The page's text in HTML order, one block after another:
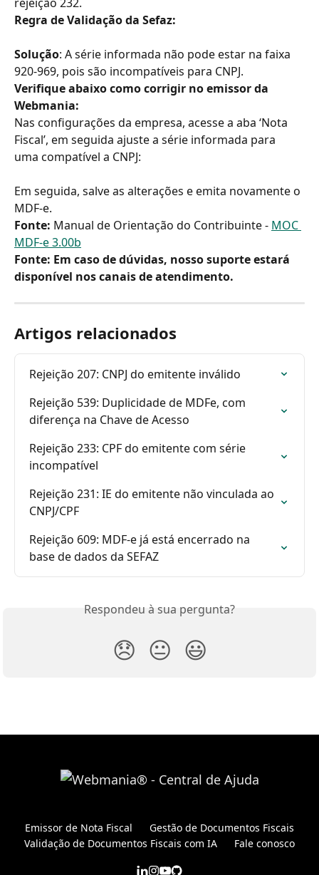
Regra de Validação da Sefaz:
Solução: A série informada não pode estar na faixa
920-969, pois são incompatíveis para CNPJ.
Verifique abaixo como corrigir no emissor da
Webmania:
Nas configurações da empresa, acesse a aba ‘Nota
Fiscal’, em seguida ajuste a série informada para
uma compatível a CNPJ:
Em seguida, salve as alterações e emita novamente o
MDF-e.
Fonte: Manual de Orientação do Contribuinte - MOC
MDF-e 3.00b
Fonte: Em caso de dúvidas, nosso suporte estará
disponível nos canais de atendimento.
Artigos relacionados
Rejeição 207: CNPJ do emitente inválido
Rejeição 539: Duplicidade de MDFe, com
diferença na Chave de Acesso
Rejeição 233: CPF do emitente com série
incompatível
Rejeição 231: IE do emitente não vinculada ao
CNPJ/CPF
Rejeição 609: MDF-e já está encerrado na
base de dados da SEFAZ
Respondeu à sua pergunta?
😞 😐 😃
Emissor de Nota Fiscal
Gestão de Documentos Fiscais
Validação de Documentos Fiscais com IA
Fale conosco